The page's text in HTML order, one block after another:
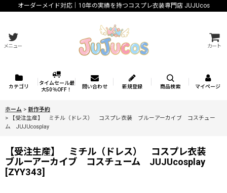
オーダーメイド対応｜10年の実績を持つコスプレ衣装専門店 JUJUcos
メニュー カート
カテゴリ
タイムセール最
大50％OFF！
問い合わせ 新規登録 商品検索 マイページ
ホーム > 新作予約
>
【受注生産】 ミチル（ドレス） コスプレ衣装 ブルーアーカイブ コスチュー
ム JUJUcosplay
【受注生産】 ミチル（ドレス） コスプレ衣装
ブルーアーカイブ コスチューム JUJUcosplay
[ZYY343]